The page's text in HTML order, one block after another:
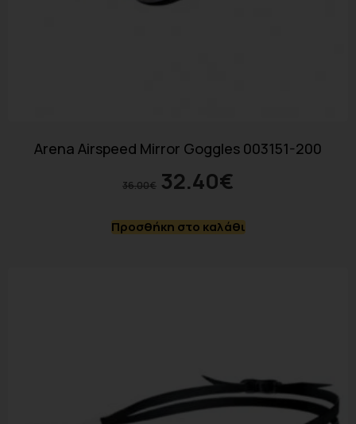
Arena Airspeed Mirror Goggles 003151-200
36.00€ 32.40€
Προσθήκη στο καλάθι